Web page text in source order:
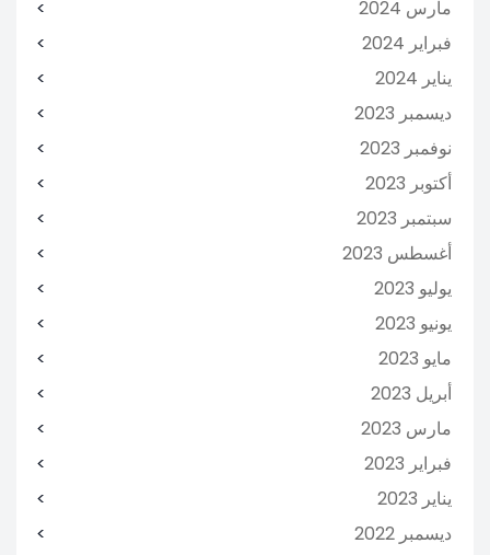
مارس 2024
فبراير 2024
يناير 2024
ديسمبر 2023
نوفمبر 2023
أكتوبر 2023
سبتمبر 2023
أغسطس 2023
يوليو 2023
يونيو 2023
مايو 2023
أبريل 2023
مارس 2023
فبراير 2023
يناير 2023
ديسمبر 2022